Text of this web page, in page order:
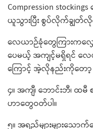
Compression
ယူသွားပြီး စွပ်လိုက်ချွတ်
လေယာဉ်ခုံတွေကြားကလ
ပေမယ့် အကျင့်မရှိရင် လေ
ကြောင့် အဲ့လိုနည်းကိုတော့
၄။ အကျီ၊ ဘောင်းဘီ၊ ထ
ဟာတွေဝတ်ပါ။
၅။ အရည်များများသော